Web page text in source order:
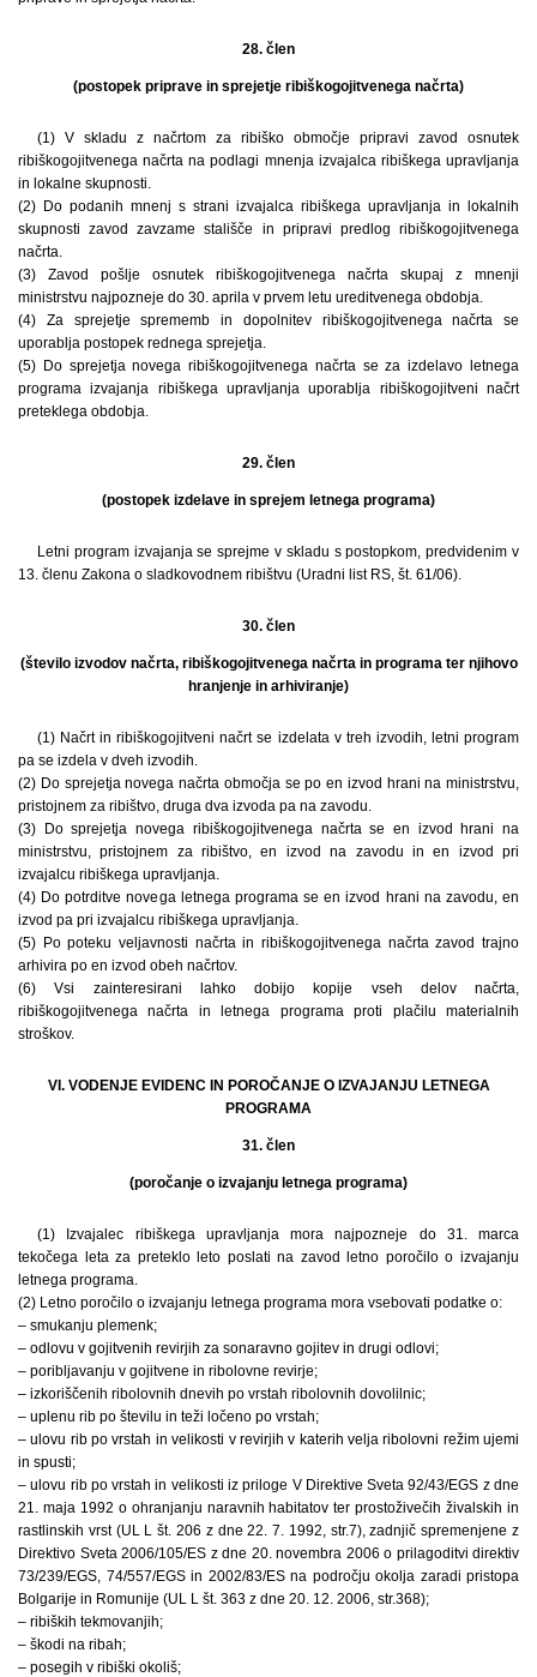
28. člen
(postopek priprave in sprejetje ribiškogojitvenega načrta)
(1) V skladu z načrtom za ribiško območje pripravi zavod osnutek
ribiškogojitvenega načrta na podlagi mnenja izvajalca ribiškega upravljanja
in lokalne skupnosti.
(2) Do podanih mnenj s strani izvajalca ribiškega upravljanja in lokalnih
skupnosti zavod zavzame stališče in pripravi predlog ribiškogojitvenega
načrta.
(3) Zavod pošlje osnutek ribiškogojitvenega načrta skupaj z mnenji
ministrstvu najpozneje do 30. aprila v prvem letu ureditvenega obdobja.
(4) Za sprejetje sprememb in dopolnitev ribiškogojitvenega načrta se
uporablja postopek rednega sprejetja.
(5) Do sprejetja novega ribiškogojitvenega načrta se za izdelavo letnega
programa izvajanja ribiškega upravljanja uporablja ribiškogojitveni načrt
preteklega obdobja.
29. člen
(postopek izdelave in sprejem letnega programa)
Letni program izvajanja se sprejme v skladu s postopkom, predvidenim v
13. členu Zakona o sladkovodnem ribištvu (Uradni list RS, št. 61/06).
30. člen
(število izvodov načrta, ribiškogojitvenega načrta in programa ter njihovo
hranjenje in arhiviranje)
(1) Načrt in ribiškogojitveni načrt se izdelata v treh izvodih, letni program
pa se izdela v dveh izvodih.
(2) Do sprejetja novega načrta območja se po en izvod hrani na ministrstvu,
pristojnem za ribištvo, druga dva izvoda pa na zavodu.
(3) Do sprejetja novega ribiškogojitvenega načrta se en izvod hrani na
ministrstvu, pristojnem za ribištvo, en izvod na zavodu in en izvod pri
izvajalcu ribiškega upravljanja.
(4) Do potrditve novega letnega programa se en izvod hrani na zavodu, en
izvod pa pri izvajalcu ribiškega upravljanja.
(5) Po poteku veljavnosti načrta in ribiškogojitvenega načrta zavod trajno
arhivira po en izvod obeh načrtov.
(6) Vsi zainteresirani lahko dobijo kopije vseh delov načrta,
ribiškogojitvenega načrta in letnega programa proti plačilu materialnih
stroškov.
VI. VODENJE EVIDENC IN POROČANJE O IZVAJANJU LETNEGA
PROGRAMA
31. člen
(poročanje o izvajanju letnega programa)
(1) Izvajalec ribiškega upravljanja mora najpozneje do 31. marca
tekočega leta za preteklo leto poslati na zavod letno poročilo o izvajanju
letnega programa.
(2) Letno poročilo o izvajanju letnega programa mora vsebovati podatke o:
– smukanju plemenk;
– odlovu v gojitvenih revirjih za sonaravno gojitev in drugi odlovi;
– poribljavanju v gojitvene in ribolovne revirje;
– izkoriščenih ribolovnih dnevih po vrstah ribolovnih dovolilnic;
– uplenu rib po številu in teži ločeno po vrstah;
– ulovu rib po vrstah in velikosti v revirjih v katerih velja ribolovni režim ujemi
in spusti;
– ulovu rib po vrstah in velikosti iz priloge V Direktive Sveta 92/43/EGS z dne
21. maja 1992 o ohranjanju naravnih habitatov ter prostoživečih živalskih in
rastlinskih vrst (UL L št. 206 z dne 22. 7. 1992, str.7), zadnjič spremenjene z
Direktivo Sveta 2006/105/ES z dne 20. novembra 2006 o prilagoditvi direktiv
73/239/EGS, 74/557/EGS in 2002/83/ES na področju okolja zaradi pristopa
Bolgarije in Romunije (UL L št. 363 z dne 20. 12. 2006, str.368);
– ribiških tekmovanjih;
– škodi na ribah;
– posegih v ribiški okoliš;